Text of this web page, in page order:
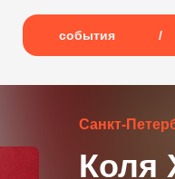
события /
Санкт-
Коля